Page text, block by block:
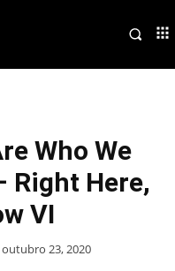
Who We
Right Here,
VI
outubro 23, 2020